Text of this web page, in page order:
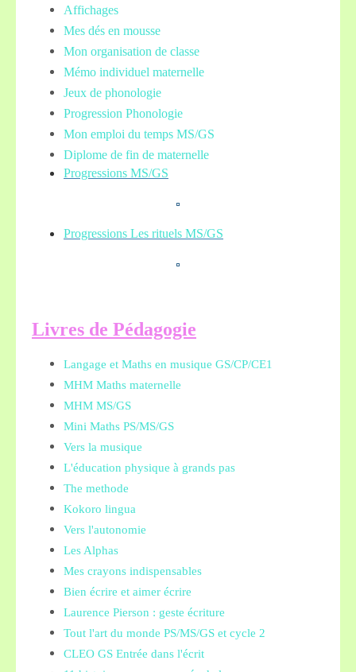
Affichages
Mes dés en mousse
Mon organisation de classe
Mémo individuel maternelle
Jeux de phonologie
Progression Phonologie
Mon emploi du temps MS/GS
Diplome de fin de maternelle
Progressions MS/GS
Progressions Les rituels MS/GS
Livres de Pédagogie
Langage et Maths en musique GS/CP/CE1
MHM Maths maternelle
MHM MS/GS
Mini Maths PS/MS/GS
Vers la musique
L'éducation physique à grands pas
The methode
Kokoro lingua
Vers l'autonomie
Les Alphas
Mes crayons indispensables
Bien écrire et aimer écrire
Laurence Pierson : geste écriture
Tout l'art du monde PS/MS/GS et cycle 2
CLEO GS Entrée dans l'écrit